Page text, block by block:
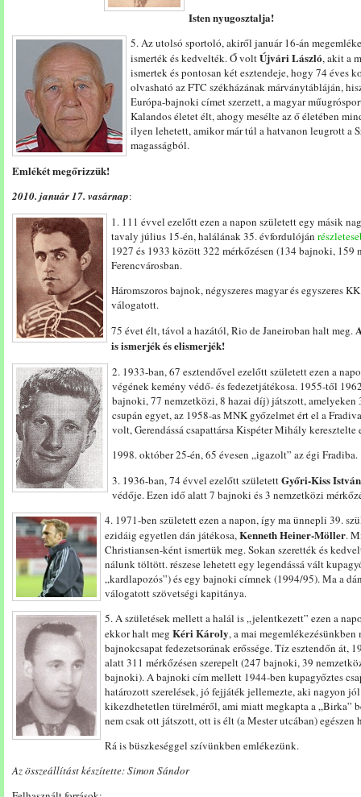
Isten nyugosztalja!
5. Az utolsó sportoló, akiről január 16-án
ismerték és kedvelték. Ő voltÚjvári László, akit a
ismertek és pontosan két esztendeje, hogy 74 éves
olvasható az FTC székházának márványtábláján,
Európa-bajnoki címet szerzett, a magyar
Kalandos életet élt, ahogy mesélte az ő életében
ilyen lehetett, amikor már túl a hatvanon leugrott a
magasságból.
Emlékét megőrizzük!
2010. január 17. vasárnap:
1. 111 évvel ezelőtt ezen a napon született egy másik
tavaly július 15-én, halálának 35. évfordulóján
1927 és 1933 között 322 mérkőzésen (134 bajnoki, 159
Ferencvárosban.
Háromszoros bajnok, négyszeres magyar és egyszeres
válogatott.
75 évet élt, távol a hazától, Rio de Janeiroban halt meg.
is ismerjék és elismerjék!
2. 1933-ban, 67 esztendővel ezelőtt született ezen a
végének kemény védő- és fedezetjátékosa. 1955-től
bajnoki, 77 nemzetközi, 8 hazai díj) játszott,
csupán egyet, az 1958-as MNK győzelmet ért el a
volt, Gerendássá csapattársa Kispéter Mihály keresztelte
1998. október 25-én, 65 évesen „igazolt” az égi Fradiba.
3. 1936-ban, 74 évvel ezelőtt születettGyőri-Kiss István
védője. Ezen idő alatt 7 bajnoki és 3 nemzetközi
4. 1971-ben született ezen a napon, így ma ünnepli 39.
ezidáig egyetlen dán játékosa,Kenneth Heiner-Möller.
Christiansen-ként ismertük meg. Sokan szerették és
nálunk töltött. részese lehetett egy legendássá vált
„kardlapozós”) és egy bajnoki címnek (1994/95). Ma a
válogatott szövetségi kapitánya.
5. A születések mellett a halál is „jelentkezett” ezen a
ekkor halt meg Kéri Károly, a mai
bajnokcsapat fedezetsorának erőssége. Tíz esztendőn át,
alatt 311 mérkőzésen szerepelt (247 bajnoki, 39
bajnoki). A bajnoki cím mellett 1944-ben kupagyőztes
határozott szerelések, jó fejjáték jellemezte, aki nagyon
kikezdhetetlen türelméről, ami miatt megkapta a „Birka”
nem csak ott játszott, ott is élt (a Mester utcában) egészen
Rá is büszkeséggel szívünkben emlékezünk.
Az összeállítást készítette: Simon Sándor